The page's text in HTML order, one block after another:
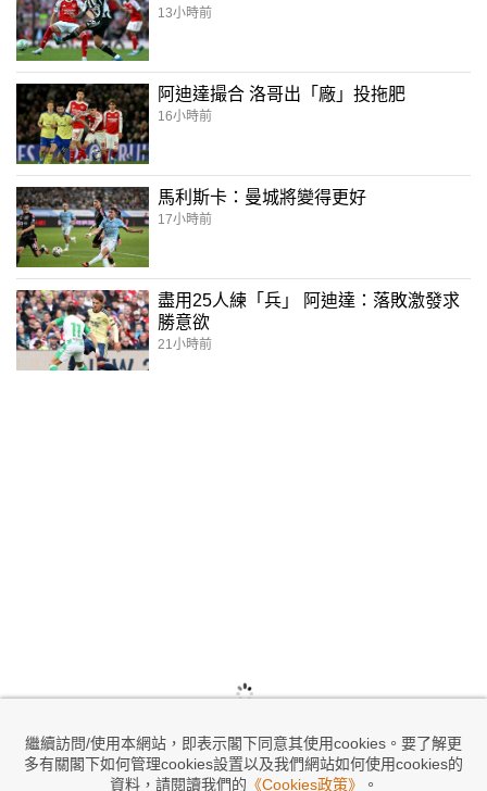
繼續訪問/使用本網站，即表示閣下同意其使用cookies。要了解更
多有關閣下如何管理cookies設置以及我們網站如何使用cookies的
資料，請閱讀我們的 《Cookies政策》 。
13小時前
阿迪達撮合 洛哥出「廠」投拖肥
16小時前
馬利斯卡：曼城將變得更好
17小時前
盡用25人練「兵」 阿迪達：落敗激發求
勝意欲
21小時前